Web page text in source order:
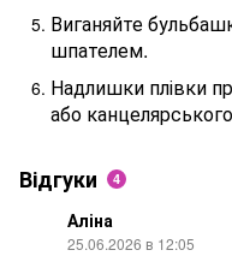
Виганяйте
шпателем.
Надлишки плівки
або
Відгуки 4
Аліна
25.06.2026 в 12:05